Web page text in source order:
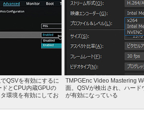
QSVを有効にするに
とCPU内蔵GPUの
環境を有効にしてお
TMPGEnc Video Mastering
面。QSVが検出され、ハード
が有効になっている